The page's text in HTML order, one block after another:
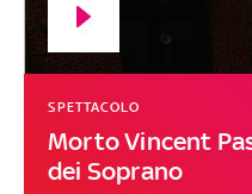
Morto Vincent
dei Soprano
SPETTACOLO